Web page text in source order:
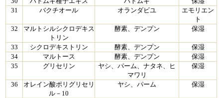
31
バクチオール オランダビユ
エモリエン
ト
32
マルトシルシクロデキス
トリン
酵素、デンプン 保湿
33 シクロデキストリン 酵素、デンプン
保湿
34
マルトース 酵素、デンプン
保湿
35
グリセリン
ヤシ、パーム、ナタネ、ヒ
マワリ
保湿
36
オレイン酸ポリグリセリ
ル－10
ヤシ、パーム 保湿